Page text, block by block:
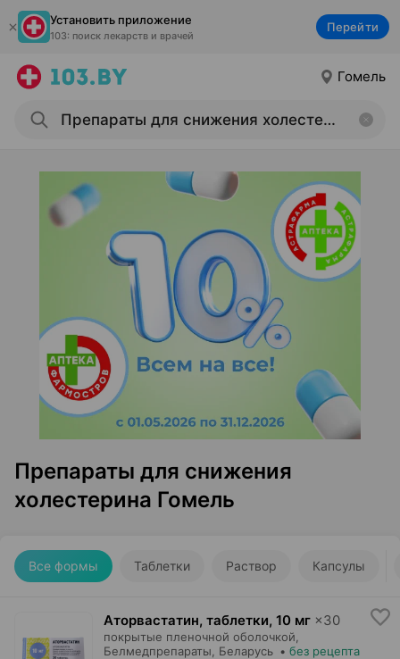
Установить приложение
103: поиск лекарств и врачей
Перейти
Гомель
Препараты для снижения
холестерина Гомель
Все формы Таблетки Раствор Капсулы
Аторвастатин, таблетки, 10 мг ×30
покрытые пленочной оболочкой,
Белмедпрепараты , Беларусь • без рецепта